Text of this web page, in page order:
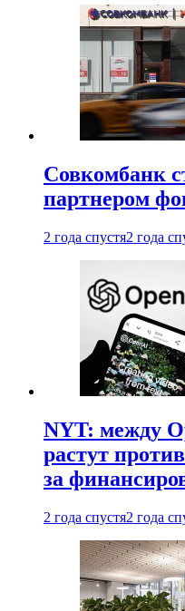
Совкомбанк
партнером
2 года спустя2 года
NYT: между
растут
за
2 года спустя2 года